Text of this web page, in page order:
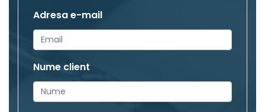
Adresa e-mail
Nume client